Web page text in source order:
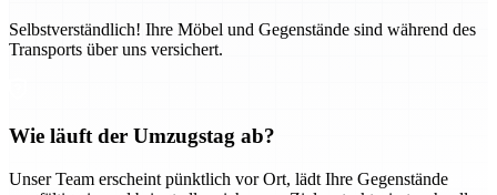
Selbstverständlich! Ihre Möbel und Gegenstände sind während des
Transports über uns versichert.
Wie läuft der Umzugstag ab?
Unser Team erscheint pünktlich vor Ort, lädt Ihre Gegenstände